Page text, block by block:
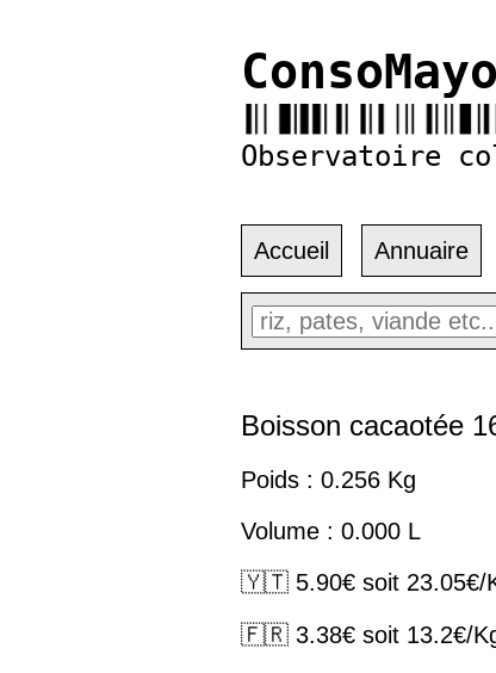
Observatoire
Accueil Annuaire
Boisson cacaotée
Poids : 0.256 Kg
Volume : 0.000 L
🇾🇹 5.90€ soit 23.05€/
🇫🇷 3.38€ soit 13.2€/